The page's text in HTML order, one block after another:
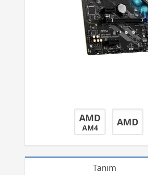
AMD
AM4 AMD
Tanım